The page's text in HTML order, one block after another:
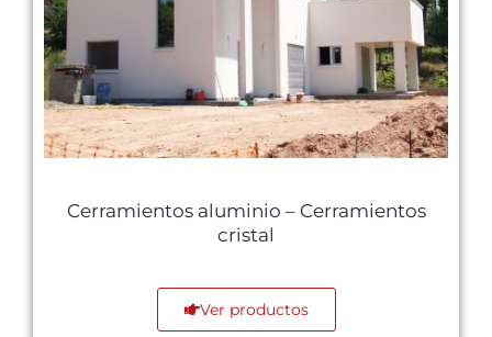
Cerramientos aluminio – Cerramientos
cristal
Ver productos